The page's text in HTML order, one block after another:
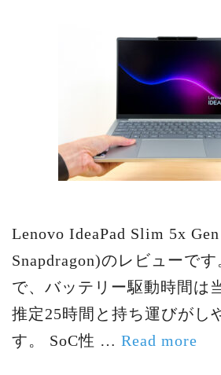
Lenovo IdeaPad Slim 5x
Snapdragon)のレビューで
で、バッテリー駆動時間は
推定25時間と持ち運びがし
す。 SoC性 … Read more